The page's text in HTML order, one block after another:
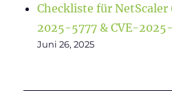
Checkliste für NetScaler
2025-5777 & CVE-
Juni 26, 2025